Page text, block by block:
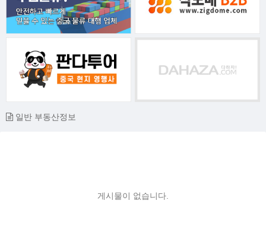
일반 부동산정보
게시물이 없습니다.